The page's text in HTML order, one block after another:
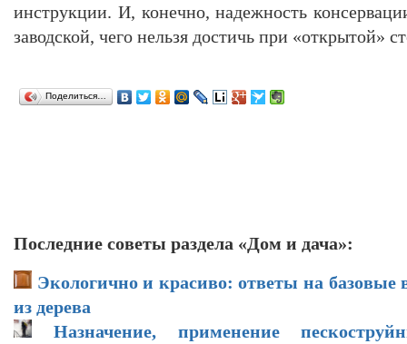
инструкции. И, конечно, надежность
заводской, чего нельзя достичь при «открытой»
Поделиться…
Последние советы раздела «Дом и дача»:
Экологично и красиво: ответы на базовые
из дерева
Назначение, применение